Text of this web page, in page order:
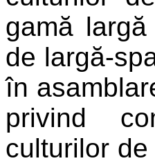
gamă
de largă-
în
privind
culturilor